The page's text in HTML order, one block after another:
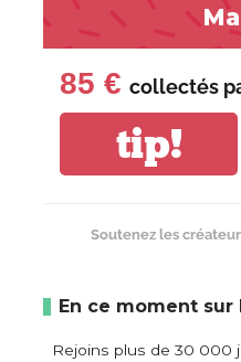
85 € collectés
tip!
Soutenez les
En ce moment sur
Rejoins plus de 30 000